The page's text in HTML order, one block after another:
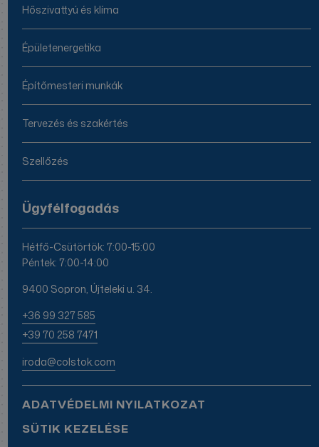
Hőszivattyú és klíma
Épületenergetika
Építőmesteri munkák
Tervezés és szakértés
Szellőzés
Ügyfélfogadás
Hétfő-Csütörtök: 7:00-15:00
Péntek: 7:00-14:00
9400 Sopron, Újteleki u. 34.
+36 99 327 585
+39 70 258 7471
iroda@colstok.com
ADATVÉDELMI NYILATKOZAT
SÜTIK KEZELÉSE